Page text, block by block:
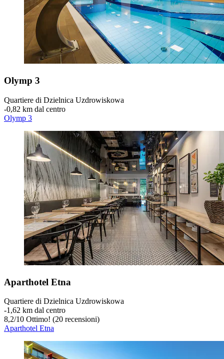
Olymp 3
Quartiere di Dzielnica Uzdrowiskowa
‐0,82 km dal centro
Olymp 3
Aparthotel Etna
Quartiere di Dzielnica Uzdrowiskowa
‐1,62 km dal centro
8,2/10 Ottimo! (20 recensioni)
Aparthotel Etna